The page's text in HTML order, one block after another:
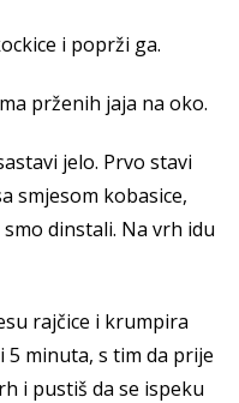
i poprži ga.
prženih jaja na oko.
jelo. Prvo stavi
smjesom kobasice,
dinstali. Na vrh idu
rajčice i krumpira
minuta, s tim da prije
i pustiš da se ispeku